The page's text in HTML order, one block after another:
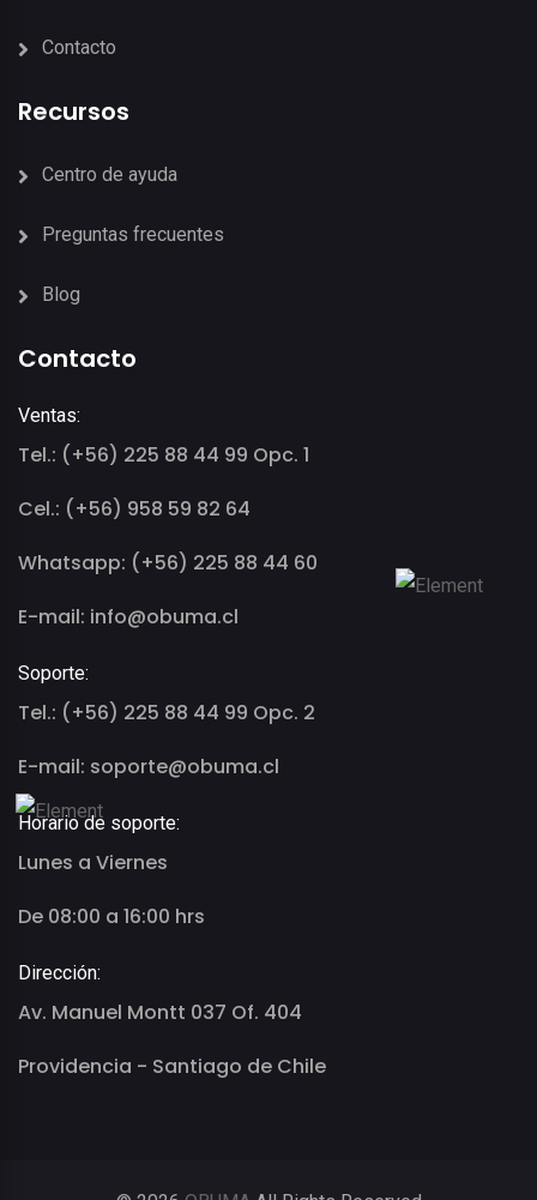
Contacto
Recursos
Centro de ayuda
Preguntas frecuentes
Blog
Contacto
Ventas:
Tel.: (+56) 225 88 44 99 Opc. 1
Cel.: (+56) 958 59 82 64
Whatsapp: (+56) 225 88 44 60
E-mail: info@obuma.cl
Soporte:
Tel.: (+56) 225 88 44 99 Opc. 2
E-mail: soporte@obuma.cl
Horario de soporte:
Lunes a Viernes
De 08:00 a 16:00 hrs
Dirección:
Av. Manuel Montt 037 Of. 404
Providencia - Santiago de Chile